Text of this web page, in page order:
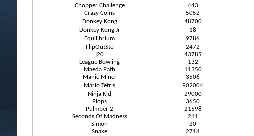
Chopper Challenge
443
Crazy Coins
5052
Donkey Kong
48700
Donkey Kong Jr
18
Equilibrium
9786
FlipOutSte
2472
j20
43785
League Bowling
132
Maeda Path
11350
Manic Miner
3506
Mario Tetris
902004
Ninja Kid
29000
Plops
3650
Pulmber 2
21598
Seconds Of Madness
211
Simon
20
Snake
2718